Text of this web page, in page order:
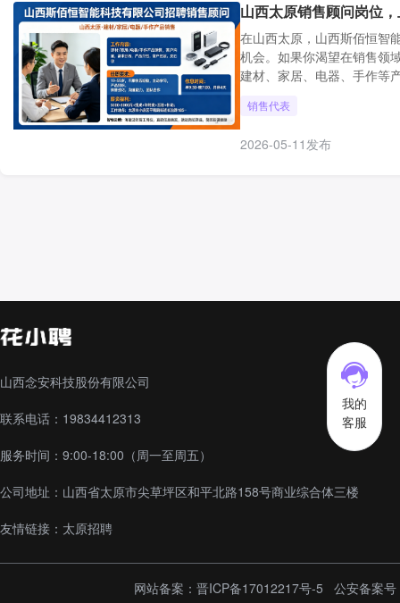
我的
客服
山西太原销售顾问岗位
在山西太原，山西斯佰恒智
机会。如果你渴望在销售领
建材、家居、电器、手作等
销售代表
2026-05-11发布
山西念安科技股份有限公司
联系电话：19834412313
服务时间：9:00-18:00（周一至周五）
公司地址：山西省太原市尖草坪区和平北路158号商业综合体三楼
友情链接： 太原招聘
网站备案： 晋ICP备17012217号-5 公安备案